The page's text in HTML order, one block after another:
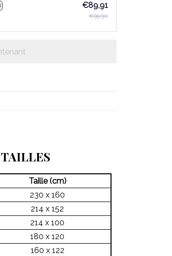
€89,91
€99,90
Taille (cm)
230 x 160
214 x 152
214 x 100
180 x 120
160 x 122